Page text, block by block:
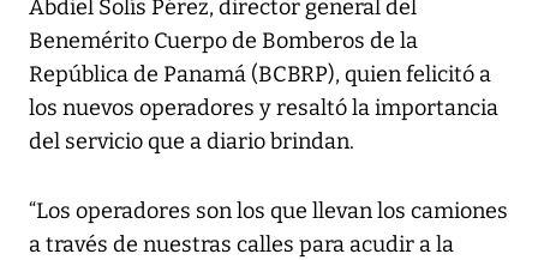
Abdiel Solís Pérez, director general del
Benemérito Cuerpo de Bomberos de la
República de Panamá (BCBRP), quien felicitó a
los nuevos operadores y resaltó la importancia
del servicio que a diario brindan.
“Los operadores son los que llevan los camiones
a través de nuestras calles para acudir a la